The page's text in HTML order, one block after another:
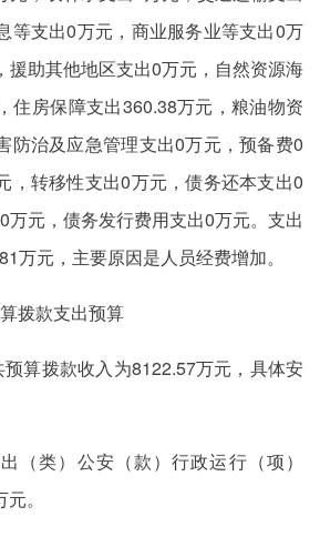
等支出0万元，商业服务业等支出0万
援助其他地区支出0万元，自然资源海
住房保障支出360.38万元，粮油物资
防治及应急管理支出0万元，预备费0
，转移性支出0万元，债务还本支出0
万元，债务发行费用支出0万元。支出
万元，主要原因是人员经费增加。
算拨款支出预算
算拨款收入为8122.57万元，具体安
（类）公安（款）行政运行（项）
。